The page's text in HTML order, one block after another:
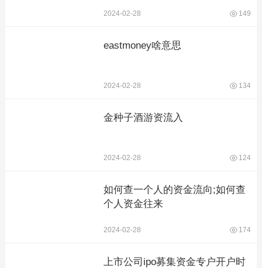
2024-02-28 149
eastmoney啥意思
2024-02-28 134
金种子酒游资流入
2024-02-28 124
如何查一个人的资金流向;如何查
个人资金往来
2024-02-28 174
上市公司ipo募集资金专户开户时